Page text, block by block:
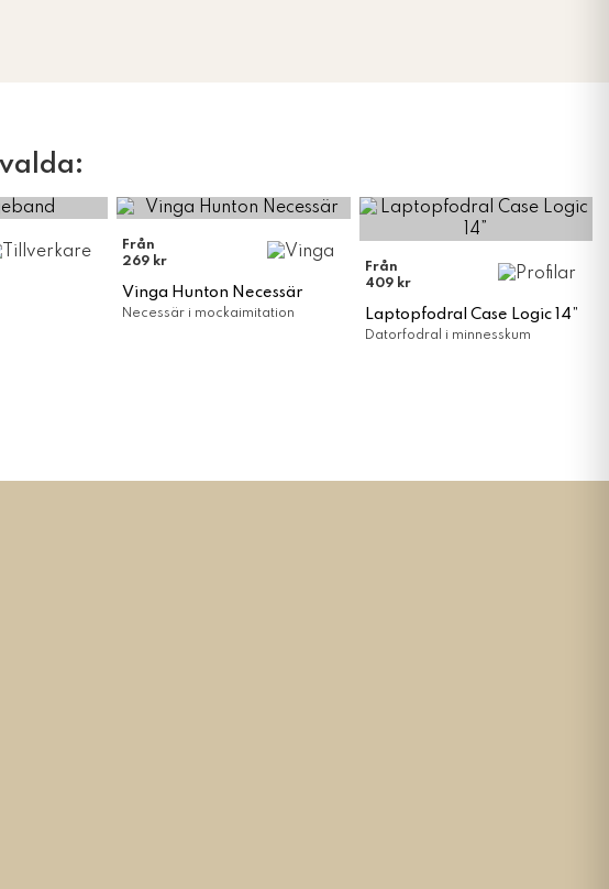
Från
269 kr
Vinga Hunton Necessär
Necessär i mockaimitation
Från
409 kr
Laptopfodral Case Logic 14”
Datorfodral i minnesskum